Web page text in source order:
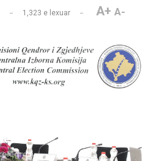
1,323 e lexuar A+ A-